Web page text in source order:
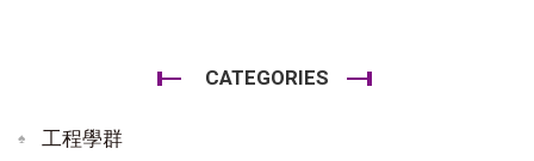
CATEGORIES
工程學群